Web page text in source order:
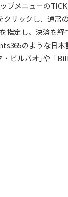
プメニューの
リックし、通常
指定し、決済を
のような日
ビルバオ｣や「